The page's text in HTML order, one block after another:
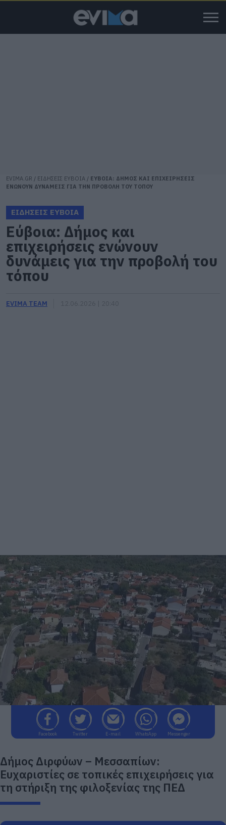
EVIMA.GR / ΕΙΔΗΣΕΙΣ ΕΥΒΟΙΑ / ΕΥΒΟΙΑ: ΔΗΜΟΣ ΚΑΙ ΕΠΙΧΕΙΡΗΣΕΙΣ
ΕΝΩΝΟΥΝ ΔΥΝΑΜΕΙΣ ΓΙΑ ΤΗΝ ΠΡΟΒΟΛΗ ΤΟΥ ΤΟΠΟΥ
ΕΙΔΗΣΕΙΣ ΕΥΒΟΙΑ
Εύβοια: Δήμος και
επιχειρήσεις ενώνουν
δυνάμεις για την προβολή του
τόπου
EVIMA TEAM
Facebook Twitter E-mail WhatsApp Messenger
Δήμος Διρφύων – Μεσσαπίων:
Ευχαριστίες σε τοπικές επιχειρήσεις για
τη στήριξη της φιλοξενίας της ΠΕΔ